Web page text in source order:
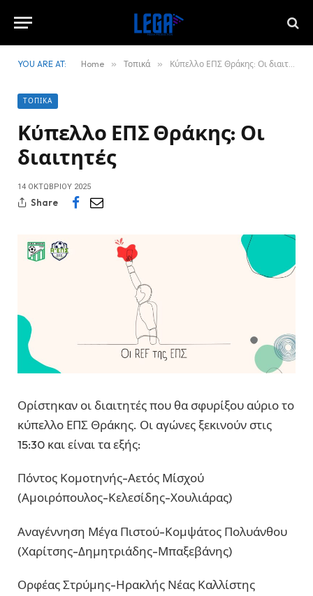
YOU ARE AT: Home » Τοπικά » Κύπελλο ΕΠΣ Θράκης: Οι διαιτητές
ΤΟΠΙΚΆ
Κύπελλο ΕΠΣ Θράκης: Οι
διαιτητές
14 ΟΚΤΩΒΡΊΟΥ 2025
Share
Ορίστηκαν οι διαιτητές που θα σφυρίξου αύριο το
κύπελλο ΕΠΣ Θράκης. Οι αγώνες ξεκινούν στις
15:30 και είναι τα εξής:
Πόντος Κομοτηνής-Αετός Μίσχού
(Αμοιρόπουλος-Κελεσίδης-Χουλιάρας)
Αναγέννηση Μέγα Πιστού-Κομψάτος Πολυάνθου
(Χαρίτσης-Δημητριάδης-Μπαξεβάνης)
Ορφέας Στρύμης-Ηρακλής Νέας Καλλίστης